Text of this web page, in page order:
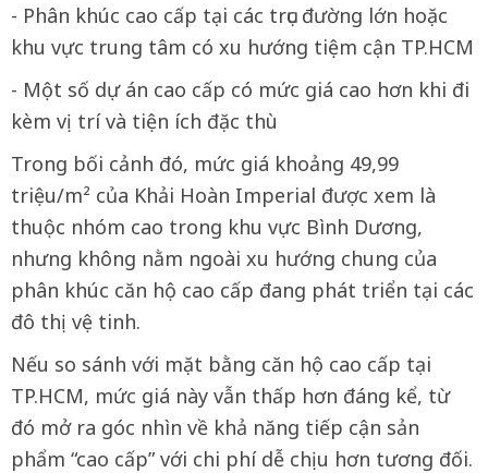
- Phân khúc cao cấp tại các trục đường lớn hoặc
khu vực trung tâm có xu hướng tiệm cận TP.HCM
- Một số dự án cao cấp có mức giá cao hơn khi đi
kèm vị trí và tiện ích đặc thù
Trong bối cảnh đó, mức giá khoảng 49,99
triệu/m² của Khải Hoàn Imperial được xem là
thuộc nhóm cao trong khu vực Bình Dương,
nhưng không nằm ngoài xu hướng chung của
phân khúc căn hộ cao cấp đang phát triển tại các
đô thị vệ tinh.
Nếu so sánh với mặt bằng căn hộ cao cấp tại
TP.HCM, mức giá này vẫn thấp hơn đáng kể, từ
đó mở ra góc nhìn về khả năng tiếp cận sản
phẩm “cao cấp” với chi phí dễ chịu hơn tương đối.